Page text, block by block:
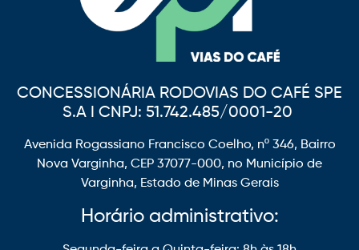
CONCESSIONÁRIA RODOVIAS DO CAFÉ SPE
S.A I CNPJ: 51.742.485/0001-20
Avenida Rogassiano Francisco Coelho, nº 346, Bairro
Nova Varginha, CEP 37077-000, no Município de
Varginha, Estado de Minas Gerais
Horário administrativo: